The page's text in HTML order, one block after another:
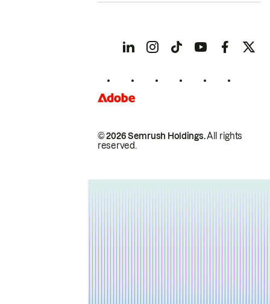
© 2026 Semrush Holdings.All rights
reserved.